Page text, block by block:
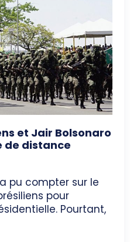
et Jair Bolsonaro
de distance
a pu compter sur le
pour
Pourtant,